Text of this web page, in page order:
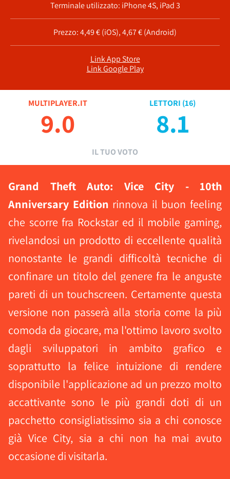
Terminale utilizzato: iPhone 4S, iPad 3
Prezzo: 4,49 € (iOS), 4,67 € (Android)
Link App Store
Link Google Play
MULTIPLAYER.IT
9.0
LETTORI (16)
8.1
IL TUO VOTO
Grand Theft Auto: Vice City - 10th
Anniversary Edition rinnova il buon feeling
che scorre fra Rockstar ed il mobile gaming,
rivelandosi un prodotto di eccellente qualità
nonostante le grandi difficoltà tecniche di
confinare un titolo del genere fra le anguste
pareti di un touchscreen. Certamente questa
versione non passerà alla storia come la più
comoda da giocare, ma l'ottimo lavoro svolto
dagli sviluppatori in ambito grafico e
soprattutto la felice intuizione di rendere
disponibile l'applicazione ad un prezzo molto
accattivante sono le più grandi doti di un
pacchetto consigliatissimo sia a chi conosce
già Vice City, sia a chi non ha mai avuto
occasione di visitarla.